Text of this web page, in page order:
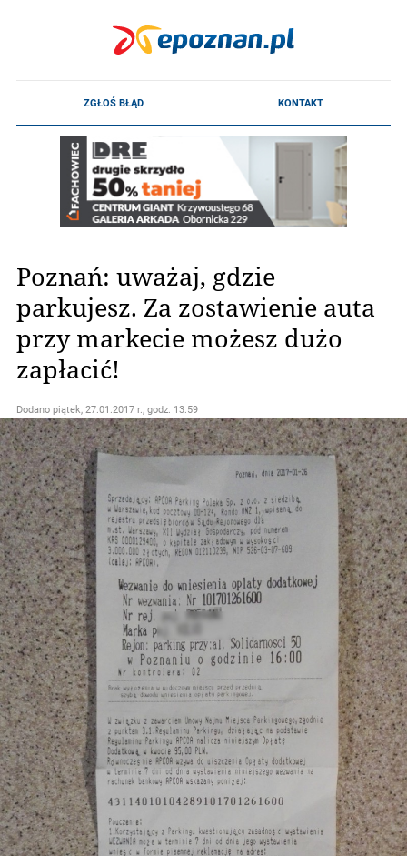
Poznań: uważaj, gdzie
parkujesz. Za zostawienie auta
przy markecie możesz dużo
zapłacić!
Dodano piątek, 27.01.2017 r., godz. 13.59